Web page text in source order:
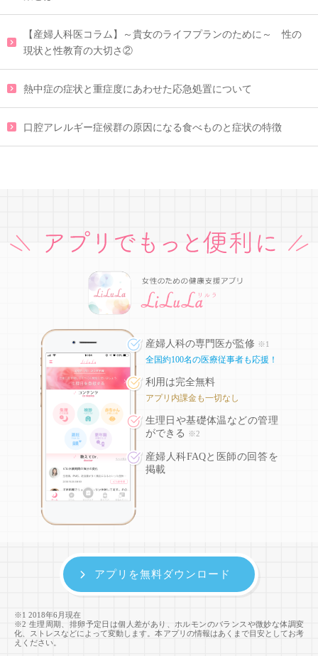
【産婦人科医コラム】～貴女のライフプランのために～ 性の
現状と性教育の大切さ②
熱中症の症状と重症度にあわせた応急処置について
口腔アレルギー症候群の原因になる食べものと症状の特徴
産婦人科の専門医が監修 ※1
全国約100名の医療従事者も応援！
利用は完全無料
アプリ内課金も一切なし
生理日や基礎体温などの管理
ができる
※2
産婦人科FAQと医師の回答を
掲載
※1 2018年6月現在
※2 生理周期、排卵予定日は個人差があり、ホルモンのバランスや微妙な体調変
化、ストレスなどによって変動します。本アプリの情報はあくまで目安としてお考
えください。
アプリを無料ダウンロード